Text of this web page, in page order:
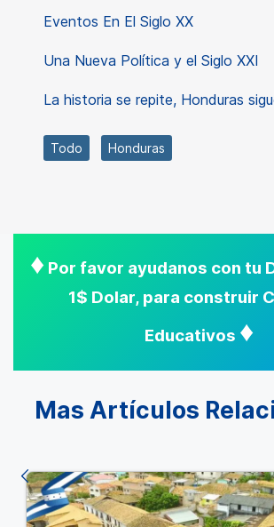
Eventos En El Siglo XX
Una Nueva Política y el Siglo XXI
La historia se repite, Honduras
Todo Honduras
♦ Por favor ayudanos con tu
1$ Dolar, para construir
Educativos ♦
Mas Artículos